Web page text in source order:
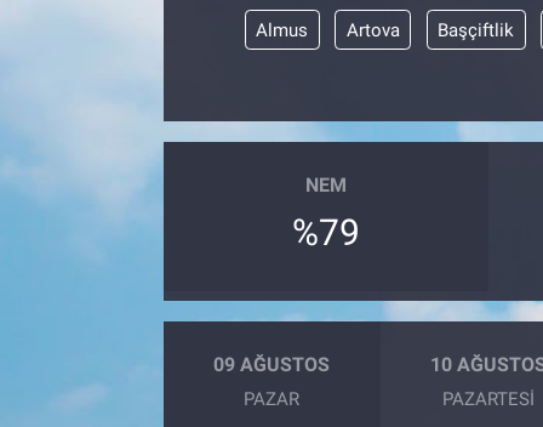
Almus Artova Başçiftlik
NEM
%79
09 AĞUSTOS
PAZAR
10
PAZARTESI